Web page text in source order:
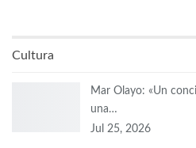
Cultura
Mar Olayo: «Un
una…
Jul 25, 2026